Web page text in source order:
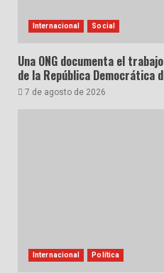
Internacional Social
Una ONG documenta el
de la República Democrática
7 de agosto de 2026
Internacional Política